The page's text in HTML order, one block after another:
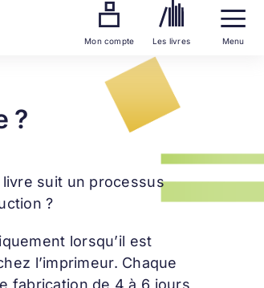
Mon compte Les livres Menu
?
suit un processus
?
lorsqu’il est
l’imprimeur. Chaque
fabrication de 4 à 6 jours